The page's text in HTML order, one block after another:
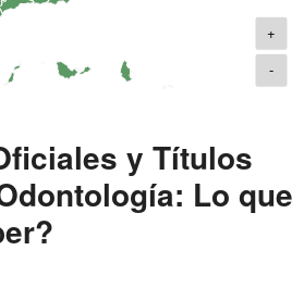
+
-
y Títulos
Lo que